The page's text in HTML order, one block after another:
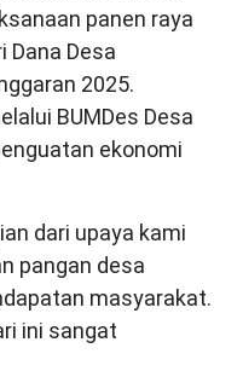
panen raya
Dana Desa
2025.
BUMDes Desa
ekonomi
dari upaya kami
pangan desa
masyarakat.
ini sangat